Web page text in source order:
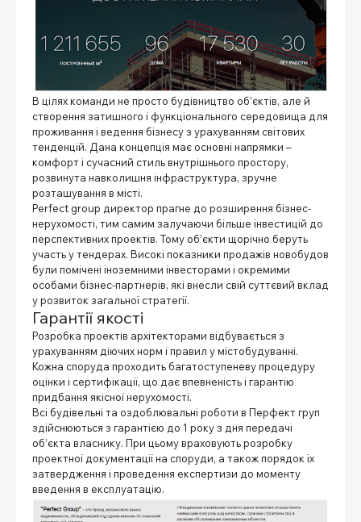
В цілях команди не просто будівництво об’єктів, але й
створення затишного і функціонального середовища для
проживання і ведення бізнесу з урахуванням світових
тенденцій. Дана концепція має основні напрямки –
комфорт і сучасний стиль внутрішнього простору,
розвинута навколишня інфраструктура, зручне
розташування в місті.
Perfect group директор прагне до розширення бізнес-
нерухомості, тим самим залучаючи більше інвестицій до
перспективних проектів. Тому об’єкти щорічно беруть
участь у тендерах. Високі показники продажів новобудов
були помічені іноземними інвесторами і окремими
особами бізнес-партнерів, які внесли свій суттєвий вклад
у розвиток загальної стратегії.
Гарантії якості
Розробка проектів архітекторами відбувається з
урахуванням діючих норм і правил у містобудуванні.
Кожна споруда проходить багатоступеневу процедуру
оцінки і сертифікації, що дає впевненість і гарантію
придбання якісної нерухомості.
Всі будівельні та оздоблювальні роботи в Перфект груп
здійснюються з гарантією до 1 року з дня передачі
об’єкта власнику. При цьому враховують розробку
проектної документації на споруди, а також порядок їх
затвердження і проведення експертизи до моменту
введення в експлуатацію.